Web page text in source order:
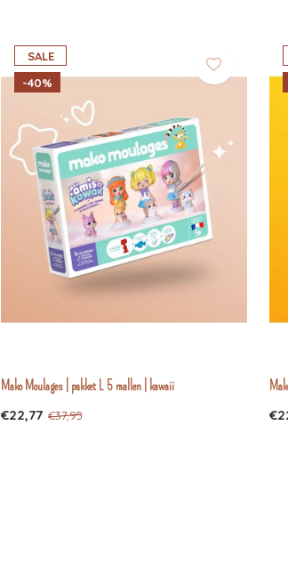
SALE
-40%
Mako Moulages | pakket L 5 mallen | kawaii
€22,77 €37,95